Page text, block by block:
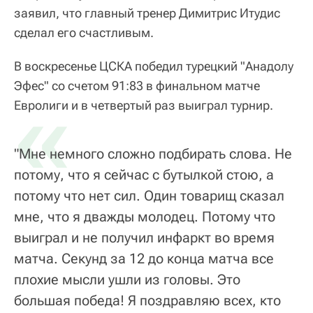
заявил, что главный тренер Димитрис Итудис
сделал его счастливым.
В воскресенье ЦСКА победил турецкий "Анадолу
Эфес" со счетом 91:83 в финальном матче
Евролиги и в четвертый раз выиграл турнир.
«
"Мне немного сложно подбирать слова. Не
потому, что я сейчас с бутылкой стою, а
потому что нет сил. Один товарищ сказал
мне, что я дважды молодец. Потому что
выиграл и не получил инфаркт во время
матча. Секунд за 12 до конца матча все
плохие мысли ушли из головы. Это
большая победа! Я поздравляю всех, кто